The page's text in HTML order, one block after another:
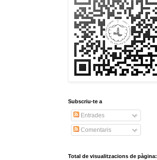
Subscriu-te a
Entrades
Comentaris
Total de visualitzacions de pàgina: